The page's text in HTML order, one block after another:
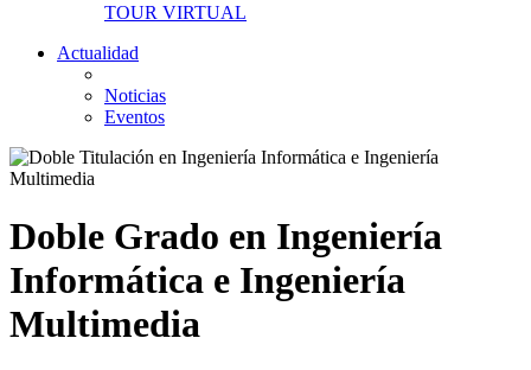
TOUR VIRTUAL
Actualidad
Noticias
Eventos
Doble Grado en Ingeniería
Informática e Ingeniería
Multimedia